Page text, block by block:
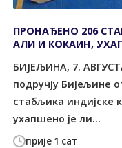
прије 1 сат
ПРОНАЂЕНО 206
АЛИ И КОКАИН,
БИЈЕЉИНА, 7.
подручју Бијељине
стабљика индијске
ухапшено је ли...